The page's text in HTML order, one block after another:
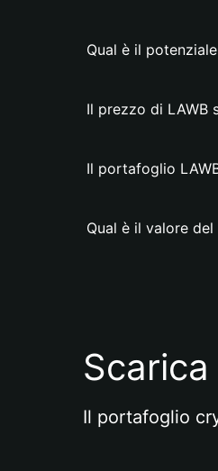
Qual è il
Il prezzo di LAWB
Il portafoglio
Qual è il valore del
Scarica
Il portafoglio